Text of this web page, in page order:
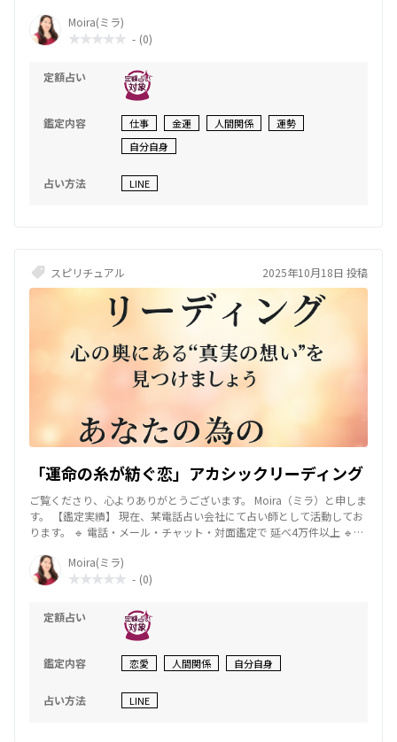
な学びをもたらしているのか、 そしてどのように調和と癒しへと向か
うのかを読み解いていきます。 【鑑定実績】 🔹 電話・メール・チャッ
“偶然のように見える流れ”には必ず意味があることを感じています。
あなたの現状に隠されたチャンスの芽を見つけ、 よりよい未来へ導く
お手伝いをいたします。 【ご相談いただけるテーマ】 ・今の仕事を続
けるべきか迷っている ・転職・独立・起業のタイミングを知りたい ・
職場の人間関係を改善したい ・天職・適職・使命を知りたい ・今後の
方向性・運気の流れを見たい 【使用ツール】 アカシックレコード（霊
あなたの魂は、生まれる前から「どんな才能を持ち、どんな道で光を
ます。 「この仕事を続けるべき？」「転職しても大丈夫？」「自分の
強みがわからない」 そんな迷いに対して、あなたの魂が選んできた本
来の方向性をお伝えします。 努力や我慢ではなく、あなたの波動が自
然に導かれていく場所こそが“成功の道”です。 アカシックの記録を通
じて、 心が軽く、喜びを感じながら働くためのヒントと行動のタイミ
ングを読み解きます。 また、過去の失敗や不安の根を癒し、 「私はこ
れでいい」という確信を取り戻せるようなメッセージをお届けしま
Moira(ミラ)
- (0)
定額占い
鑑定内容 仕事 金運 人間関係
運勢
自分自身
占い方法 LINE
スピリチュアル 2025年10月18日 投稿
「運命の糸が紡ぐ恋」アカシックリーディング
ご覧くださり、心よりありがとうございます。 Moira（ミラ）と申しま
す。 【鑑定実績】 現在、某電話占い会社にて占い師として活動してお
ります。 🔹 電話・メール・チャット・対面鑑定で 延べ4万件以上 🔹講
は、 どんな悩みも、必ず“希望の光”へとつながっているということ。
その光を、一緒に見つけていきましょう。 人が悩むとき、それは“魂が
側に眠る“未来へ進むための鍵”を 読み解きます。 迷いや不安を整理し
ながら、あなたが最高で最善の未来につながる道を導きます。 【ご相
談いただけるテーマ】 ・あの人の気持ちを知りたい ・片想いを成就さ
せたい ・復縁の可能性やベストなタイミング ・結婚へ進むためのアド
ます。 ご相談内容は秘密を厳守いたしますので、安心してお話しくだ
さいね。 【使用ツール】 アカシックレコード （霊感・直感・インスピ
Moira(ミラ)
- (0)
定額占い
鑑定内容 恋愛 人間関係 自分自身
占い方法 LINE